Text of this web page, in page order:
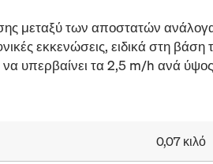
μεταξύ των αποστατών
εκκενώσεις, ειδικά στη βάση
υπερβαίνει τα 2,5 m/h ανά ύψος
0,07 κιλό